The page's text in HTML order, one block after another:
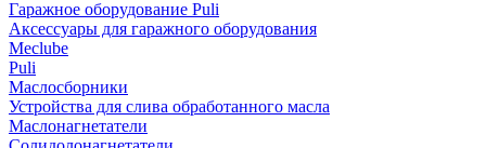
Гаражное оборудование Puli
Аксессуары для гаражного оборудования
Meclube
Puli
Маслосборники
Устройства для слива обработанного масла
Маслонагнетатели